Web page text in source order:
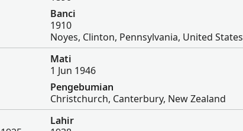
Banci
1910
Noyes, Clinton, Pennsylvania, United States
Mati
1 Jun 1946
Pengebumian
Christchurch, Canterbury, New Zealand
Lahir